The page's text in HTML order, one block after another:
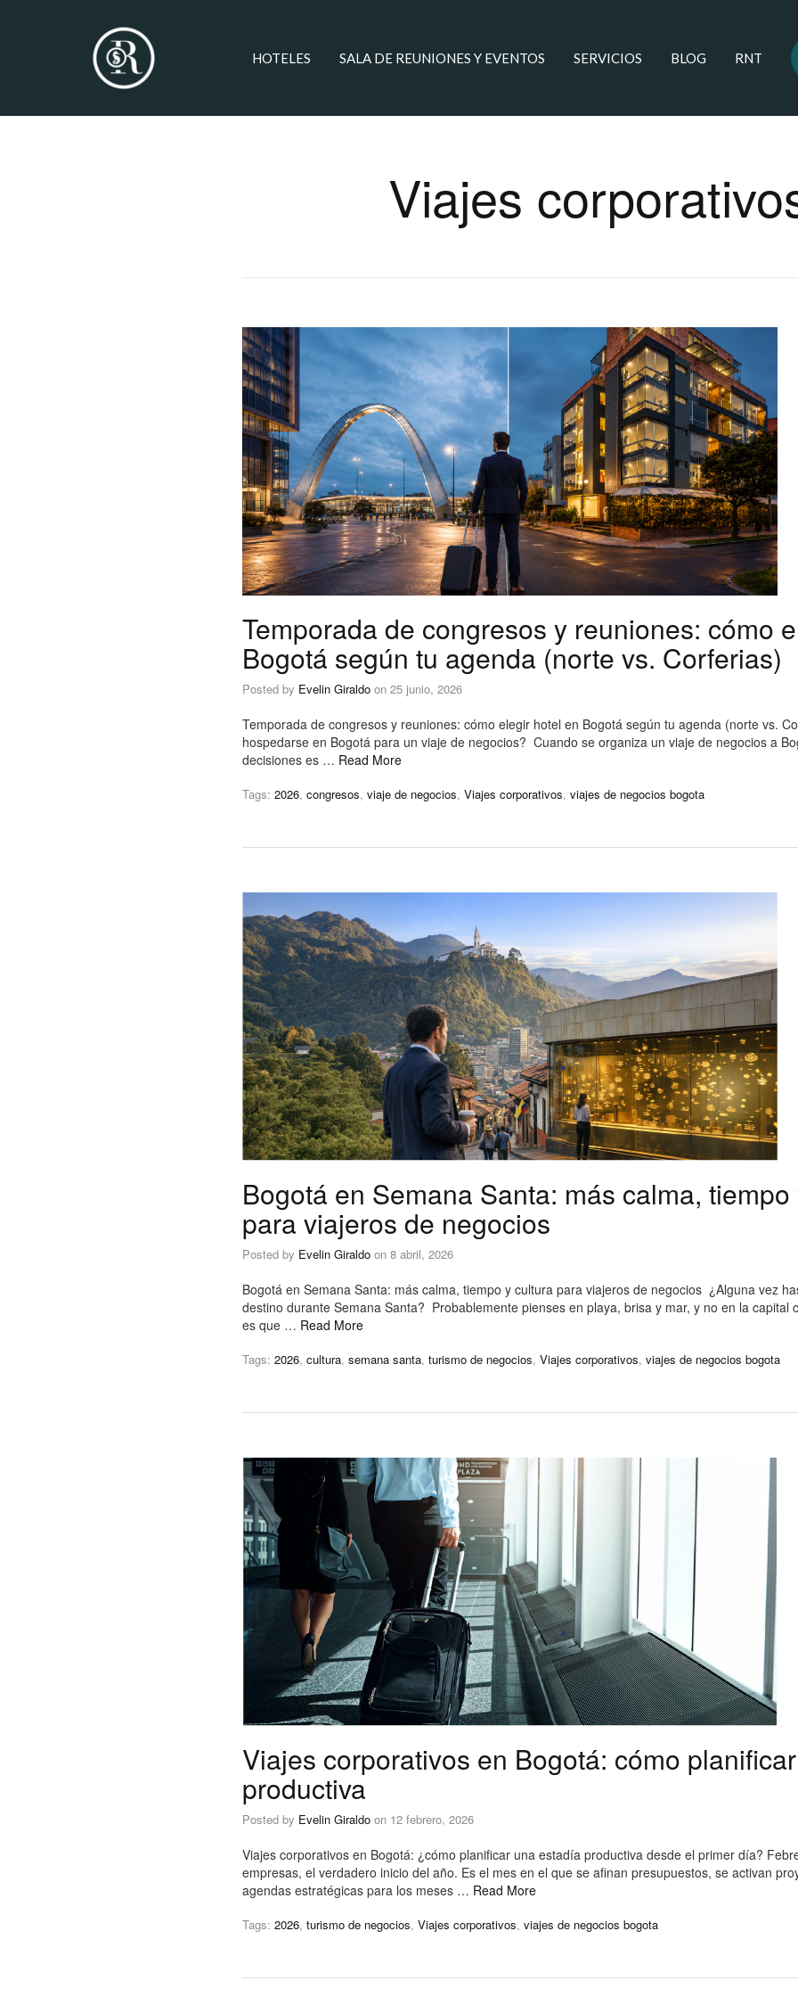
HOTELES SALA DE REUNIONES Y EVENTOS SERVICIOS BLOG RNT
Viajes
Temporada de congresos y reuniones: cómo
Bogotá según tu agenda (norte vs. Corferias)
Posted by Evelin Giraldo on 25 junio, 2026
Temporada de congresos y reuniones: cómo elegir hotel en Bogotá según tu agenda (norte vs.
hospedarse en Bogotá para un viaje de negocios? Cuando se organiza un viaje de negocios a
decisiones es … Read More
Tags: 2026, congresos, viaje de negocios, Viajes corporativos, viajes de negocios bogota
Bogotá en Semana Santa: más calma,
para viajeros de negocios
Posted by Evelin Giraldo on 8 abril, 2026
Bogotá en Semana Santa: más calma, tiempo y cultura para viajeros de negocios ¿Alguna vez
destino durante Semana Santa? Probablemente pienses en playa, brisa y mar, y no en la capital
es que … Read More
Tags: 2026, cultura, semana santa, turismo de negocios, Viajes corporativos, viajes de negocios bogota
Viajes corporativos en Bogotá: cómo
productiva
Posted by Evelin Giraldo on 12 febrero, 2026
Viajes corporativos en Bogotá: ¿cómo planificar una estadía productiva desde el primer día?
empresas, el verdadero inicio del año. Es el mes en el que se afinan presupuestos, se activan
agendas estratégicas para los meses … Read More
Tags: 2026, turismo de negocios, Viajes corporativos, viajes de negocios bogota